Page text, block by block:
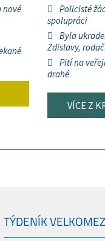
nové
Policisté
spolupráci
Byla
Zdislavy,
Pití na
drahé
VÍCE Z
TÝDENÍK